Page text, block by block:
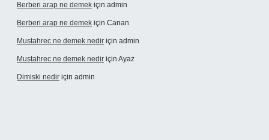
Berberi arap ne demek için admin
Berberi arap ne demek için Canan
Mustahrec ne demek nedir için admin
Mustahrec ne demek nedir için Ayaz
Dimiski nedir için admin